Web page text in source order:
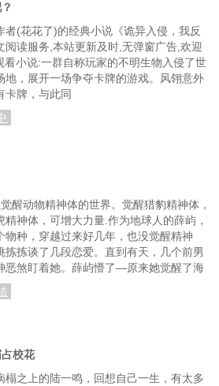
者(花花了)的经典小说《诡异入侵，我反
阅读服务,本站更新及时,无弹窗广告,欢迎
小说:一群自称玩家的不明生物入侵了世
地，展开一场争夺卡牌的游戏。风翎意外
卡牌，与此同
醒动物精神体的世界。觉醒猎豹精神体，
神体，可增大力量.作为地球人的薛屿，
物种，穿越过来好几年，也没觉醒精神
拣拣谈了几段恋爱。直到有天，几个前男
恶煞盯着她。薛屿懵了—原来她觉醒了海
校花
榻之上的陆一鸣，回想自己一生，有太多